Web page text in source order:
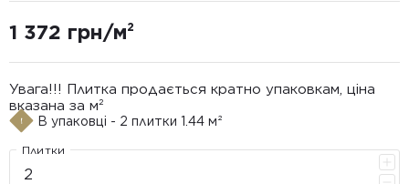
1 372 грн/м²
Увага!!! Плитка продається кратно упаковкам, ціна
вказана за м²
В упаковці - 2 плитки 1.44 м²
Плитки